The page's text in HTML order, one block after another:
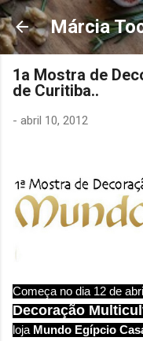
Pular
Márcia
1a Mostra de
de Curitiba..
- abril 10, 2012
Começa no dia 12 de
Decoração
loja Mundo Egípcio